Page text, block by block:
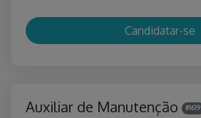
Candidatar-se
Auxiliar de Manutenção #1619